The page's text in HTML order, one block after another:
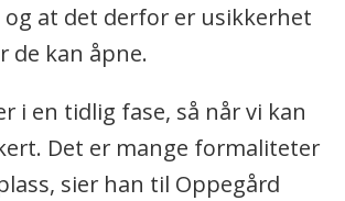
at det derfor er usikkerhet
de kan åpne.
i en tidlig fase, så når vi kan
Det er mange formaliteter
sier han til Oppegård